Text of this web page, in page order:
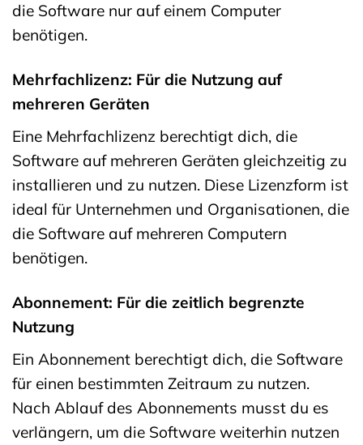
die Software nur auf einem Computer
benötigen.
Mehrfachlizenz: Für die Nutzung auf
mehreren Geräten
Eine Mehrfachlizenz berechtigt dich, die
Software auf mehreren Geräten gleichzeitig zu
installieren und zu nutzen. Diese Lizenzform ist
ideal für Unternehmen und Organisationen, die
die Software auf mehreren Computern
benötigen.
Abonnement: Für die zeitlich begrenzte
Nutzung
Ein Abonnement berechtigt dich, die Software
für einen bestimmten Zeitraum zu nutzen.
Nach Ablauf des Abonnements musst du es
verlängern, um die Software weiterhin nutzen